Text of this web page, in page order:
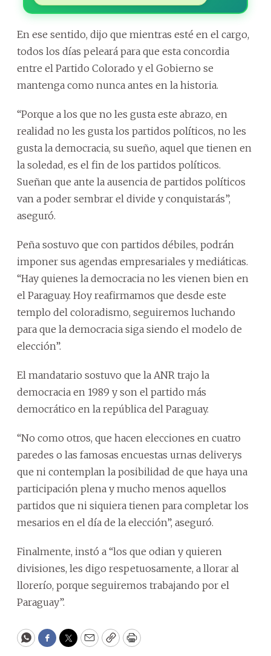
En ese sentido, dijo que mientras esté en el cargo,
todos los días peleará para que esta concordia
entre el Partido Colorado y el Gobierno se
mantenga como nunca antes en la historia.
“Porque a los que no les gusta este abrazo, en
realidad no les gusta los partidos políticos, no les
gusta la democracia, su sueño, aquel que tienen en
la soledad, es el fin de los partidos políticos.
Sueñan que ante la ausencia de partidos políticos
van a poder sembrar el divide y conquistarás”,
aseguró.
Peña sostuvo que con partidos débiles, podrán
imponer sus agendas empresariales y mediáticas.
“Hay quienes la democracia no les vienen bien en
el Paraguay. Hoy reafirmamos que desde este
templo del coloradismo, seguiremos luchando
para que la democracia siga siendo el modelo de
elección”.
El mandatario sostuvo que la ANR trajo la
democracia en 1989 y son el partido más
democrático en la república del Paraguay.
“No como otros, que hacen elecciones en cuatro
paredes o las famosas encuestas urnas deliverys
que ni contemplan la posibilidad de que haya una
participación plena y mucho menos aquellos
partidos que ni siquiera tienen para completar los
mesarios en el día de la elección”, aseguró.
Finalmente, instó a “los que odian y quieren
divisiones, les digo respetuosamente, a llorar al
llorerío, porque seguiremos trabajando por el
Paraguay”.
WhatsApp
Facebook
Twitter
EmailCopyPrint